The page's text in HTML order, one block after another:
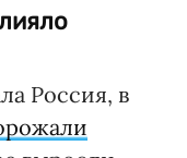
Россия, в